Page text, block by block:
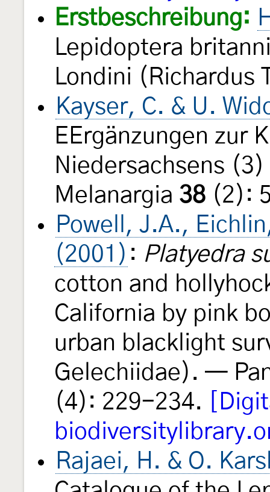
Erstbeschreibung:
Lepidoptera
Londini (Richardus
Kayser, C. & U.
EErgänzungen zur
Niedersachsens
Melanargia 38 (2):
Powell, J.A.,
(2001) : Platyedra
cotton and
California by pink
urban blacklight
Gelechiidae). —
(4): 229-234.
Rajaei, H. & O.